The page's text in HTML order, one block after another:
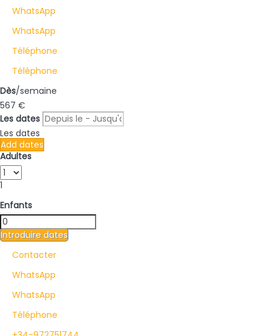
WhatsApp
WhatsApp
Téléphone
Téléphone
Dès/semaine
567 €
Les dates
Les dates
Add dates
Adultes
1
Enfants
Introduire dates
Contacter
WhatsApp
WhatsApp
Téléphone